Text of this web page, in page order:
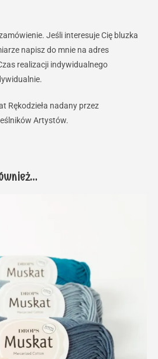
Jeśli interesuje Cię bluzka
napisz do mnie na adres
realizacji indywidualnego
Rękodzieła nadany przez
Artystów.